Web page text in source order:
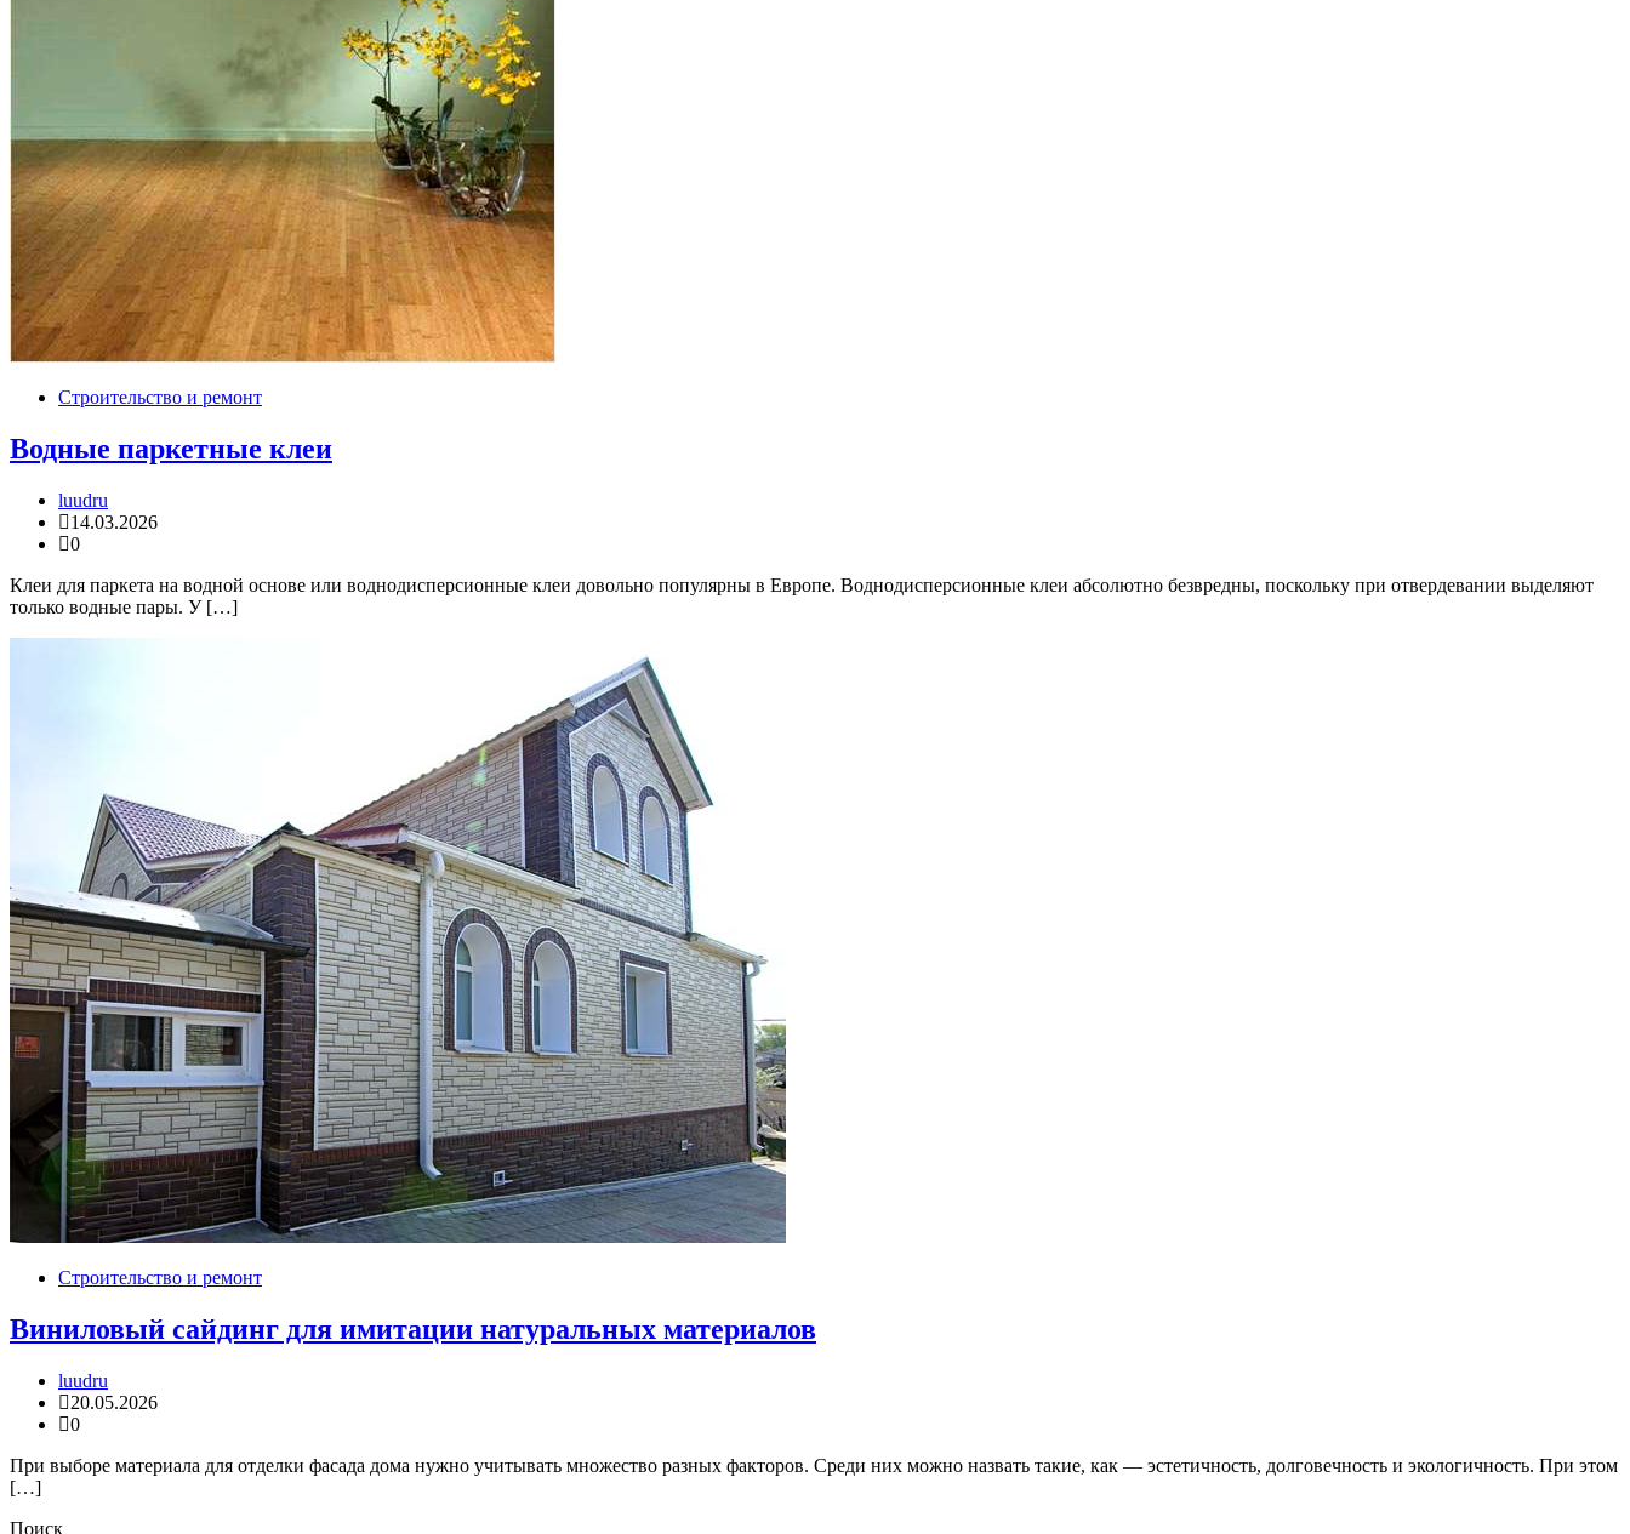
Строительство и ремонт
Водные паркетные клеи
luudru
14.03.2026
0
Клеи для паркета на водной основе или воднодисперсионные клеи довольно популярны в Европе. Воднодисперсионные клеи абсолютно безвредны, поскольку при отвердевании выделяют
только водные пары. У […]
Строительство и ремонт
Виниловый сайдинг для имитации натуральных материалов
luudru
20.05.2026
0
При выборе материала для отделки фасада дома нужно учитывать множество разных факторов. Среди них можно назвать такие, как — эстетичность, долговечность и экологичность. При этом
[…]
Поиск